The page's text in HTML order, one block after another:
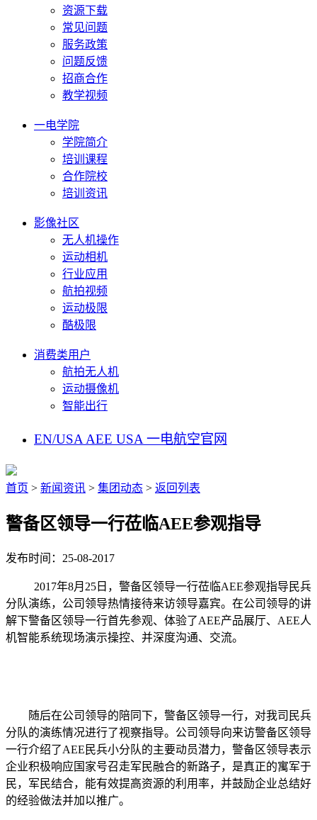
资源下载
常见问题
服务政策
问题反馈
招商合作
教学视频
一电学院
学院简介
培训课程
合作院校
培训资讯
影像社区
无人机操作
运动相机
行业应用
航拍视频
运动极限
酷极限
消费类用户
航拍无人机
运动摄像机
智能出行
EN/USA AEE USA 一电航空官网
首页 > 新闻资讯 > 集团动态 > 返回列表
警备区领导一行莅临AEE参观指导
发布时间：25-08-2017
201 7年8月 25 日， 警备区领导一行莅临AEE参观指导民兵
分队演练， 公司领导热情接待来访领导嘉宾。 在公司领导的讲
解下警备区领导一行首先参观、体验了AEE产品展厅、AEE人
机智能系统现场演示操控、并深度沟通、交流。
随后在公司领导的陪同下，警备区领导一行，对我司民兵
分队的演练情况进行了视察指导。公司领导向来访警备区领导
一行介绍了AEE民兵小分队的主要动员潜力，警备区领导表示
企业积极响应国家号召走军民融合的新路子，是真正的寓军于
民，军民结合，能有效提高资源的利用率，并鼓励企业总结好
的经验做法并加以推广。